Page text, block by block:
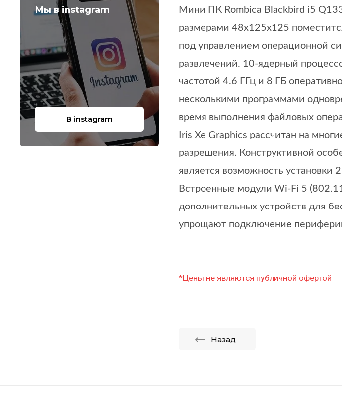
Мы в instagram
В instagram
Мини ПК Rombica Blackbird i5
размерами 48x125x125
под управлением операционной
развлечений. 10-ядерный
частотой 4.6 ГГц и 8 ГБ
несколькими программами
время выполнения файловых
Iris Xe Graphics рассчитан на
разрешения. Конструктивной
является возможность установки
Встроенные модули Wi-Fi 5
дополнительных устройств для
упрощают подключение
*Цены не являются публичной офертой
Назад